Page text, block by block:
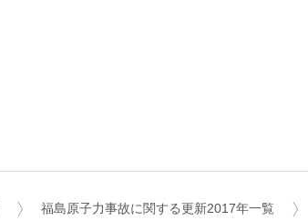
福島原子力事故に関する更新2017年一覧